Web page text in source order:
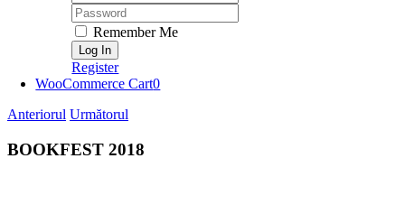
Password:
Remember Me
Register
WooCommerce Cart0
Anteriorul Următorul
BOOKFEST 2018